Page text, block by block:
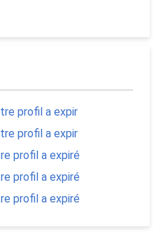
profil a expir
profil a expir
profil a expiré
profil a expiré
profil a expiré